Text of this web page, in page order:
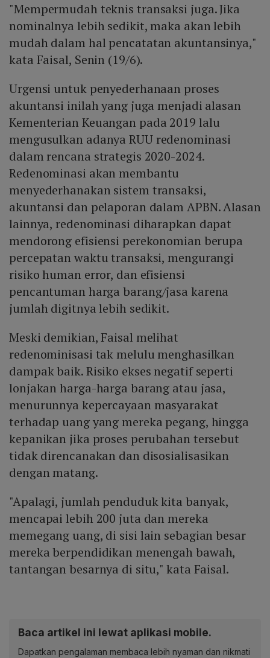
"Mempermudah teknis transaksi juga. Jika
nominalnya lebih sedikit, maka akan lebih
mudah dalam hal pencatatan akuntansinya,"
kata Faisal, Senin (19/6).
Urgensi untuk penyederhanaan proses
akuntansi inilah yang juga menjadi alasan
Kementerian Keuangan pada 2019 lalu
mengusulkan adanya RUU redenominasi
dalam rencana strategis 2020-2024.
Redenominasi akan membantu
menyederhanakan sistem transaksi,
akuntansi dan pelaporan dalam APBN. Alasan
lainnya, redenominasi diharapkan dapat
mendorong efisiensi perekonomian berupa
percepatan waktu transaksi, mengurangi
risiko human error, dan efisiensi
pencantuman harga barang/jasa karena
jumlah digitnya lebih sedikit.
Meski demikian, Faisal melihat
redenominisasi tak melulu menghasilkan
dampak baik. Risiko ekses negatif seperti
lonjakan harga-harga barang atau jasa,
menurunnya kepercayaan masyarakat
terhadap uang yang mereka pegang, hingga
kepanikan jika proses perubahan tersebut
tidak direncanakan dan disosialisasikan
dengan matang.
"Apalagi, jumlah penduduk kita banyak,
mencapai lebih 200 juta dan mereka
memegang uang, di sisi lain sebagian besar
mereka berpendidikan menengah bawah,
tantangan besarnya di situ," kata Faisal.
Baca artikel ini lewat aplikasi mobile.
Dapatkan pengalaman membaca lebih nyaman dan nikmati